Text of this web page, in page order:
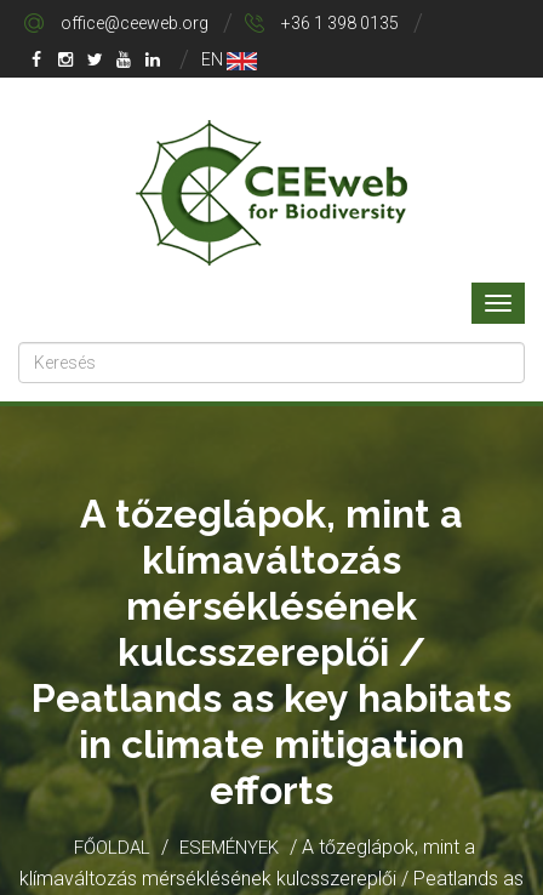
office@ceeweb.org
+36 1 398 0135
EN
A tőzeglápok, mint a
klímaváltozás
mérséklésének
kulcsszereplői /
Peatlands as key habitats
in climate mitigation
efforts
FŐOLDAL / ESEMÉNYEK / A tőzeglápok, mint a
klímaváltozás mérséklésének kulcsszereplői / Peatlands as